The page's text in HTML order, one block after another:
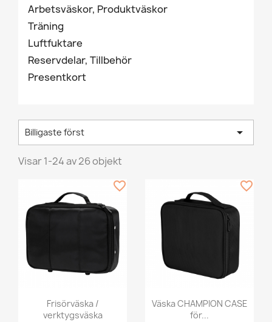
Arbetsväskor, Produktväskor
Träning
Luftfuktare
Reservdelar, Tillbehör
Presentkort
Billigaste först 
Visar 1-24 av 26 objekt
Frisörväska /
verktygsväska
favorite_border
Väska CHAMPION CASE
för...
favorite_border